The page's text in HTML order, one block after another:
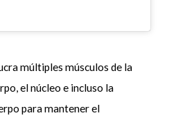
múltiples músculos de la
el núcleo e incluso la
para mantener el